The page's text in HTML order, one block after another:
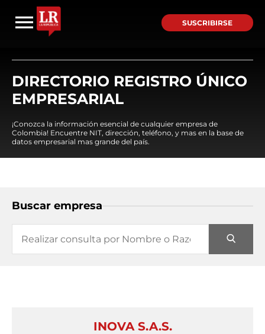
SUSCRIBIRSE
DIRECTORIO REGISTRO ÚNICO
EMPRESARIAL
¡Conozca la información esencial de cualquier empresa de
Colombia! Encuentre NIT, dirección, teléfono, y mas en la base de
datos empresarial mas grande del país.
Buscar empresa
INOVA S.A.S.